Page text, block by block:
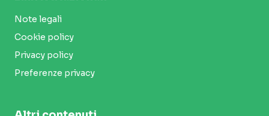
Note legali
Cookie policy
Privacy policy
Preferenze privacy